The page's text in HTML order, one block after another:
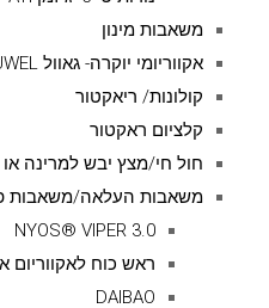
משאבות מינון
אקווריומי יוקרה- גאוול JUWEL
קולונות/ ריאקטור
קלציום ראקטור
חול חי/מצץ יבש למרינה או
משאבות העלאה/משאבות
NYOS® VIPER 3.0
ראש כוח לאקווריום
DAIBAO